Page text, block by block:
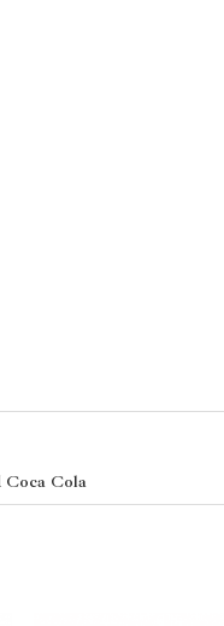
Coca Cola